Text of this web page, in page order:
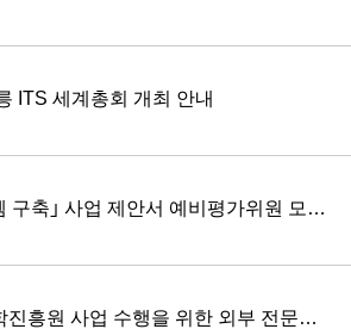
ITS 세계총회 개최 안내
｢AI 기반 족보시스템 구축｣ 사업 제안서 예비평가위원 모집 공고
[정정 공지] 율곡국학진흥원 사업 수행을 위한 외부 전문인력 모집-접수 이메일 변경 공지